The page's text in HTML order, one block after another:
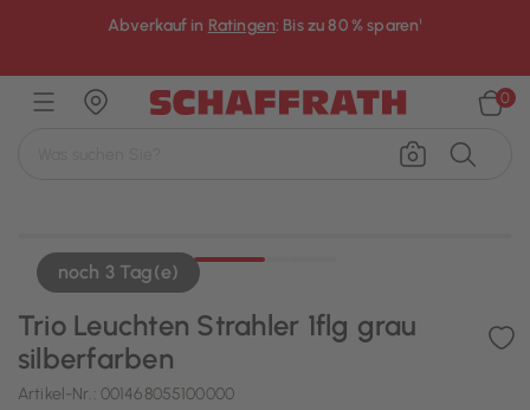
Abverkauf in Ratingen: Bis zu 80 % sparen¹
0
noch 3 Tag(e)
Trio Leuchten Strahler 1flg grau
silberfarben
Artikel-Nr.: 001468055100000